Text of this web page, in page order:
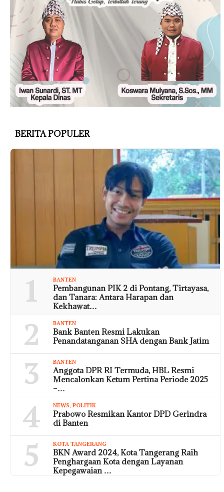
BERITA POPULER
1 BANTEN
Pembangunan PIK 2 di Pontang, Tirtayasa,
dan Tanara: Antara Harapan dan
Kekhawat…
2 BANTEN
Bank Banten Resmi Lakukan
Penandatanganan SHA dengan Bank Jatim
3 BANTEN
Anggota DPR RI Termuda, HBL Resmi
Mencalonkan Ketum Pertina Periode 2025
–…
4 NEWS, POLITIK
Prabowo Resmikan Kantor DPD Gerindra
di Banten
5 KOTA TANGERANG
BKN Award 2024, Kota Tangerang Raih
Penghargaan Kota dengan Layanan
Kepegawaian …